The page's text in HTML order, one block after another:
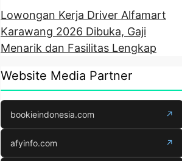
Lowongan Kerja Driver Alfamart
Karawang 2026 Dibuka, Gaji
Menarik dan Fasilitas Lengkap
Website Media Partner
bookieindonesia.com ↗
afyinfo.com ↗